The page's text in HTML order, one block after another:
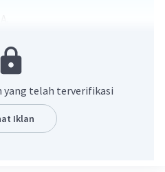
daerah yang terdapat
di muka bumi. Suatu
akan menjadi tempat
posisi suatu daerah. Lokasi
harga atau nilai sesuatu di
yang telah terverifikasi
Iklan